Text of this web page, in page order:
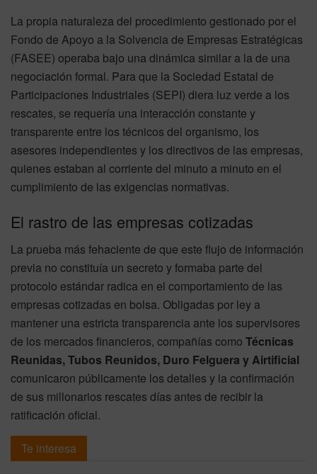
La propia naturaleza del procedimiento gestionado por el
Fondo de Apoyo a la Solvencia de Empresas Estratégicas
(FASEE) operaba bajo una dinámica similar a la de una
negociación formal. Para que la Sociedad Estatal de
Participaciones Industriales (SEPI) diera luz verde a los
rescates, se requería una interacción constante y
transparente entre los técnicos del organismo, los
asesores independientes y los directivos de las empresas,
quienes estaban al corriente del minuto a minuto en el
cumplimiento de las exigencias normativas.
El rastro de las empresas cotizadas
La prueba más fehaciente de que este flujo de información
previa no constituía un secreto y formaba parte del
protocolo estándar radica en el comportamiento de las
empresas cotizadas en bolsa. Obligadas por ley a
mantener una estricta transparencia ante los supervisores
de los mercados financieros, compañías como Técnicas
Reunidas, Tubos Reunidos, Duro Felguera y Airtificial
comunicaron públicamente los detalles y la confirmación
de sus millonarios rescates días antes de recibir la
ratificación oficial.
Te interesa